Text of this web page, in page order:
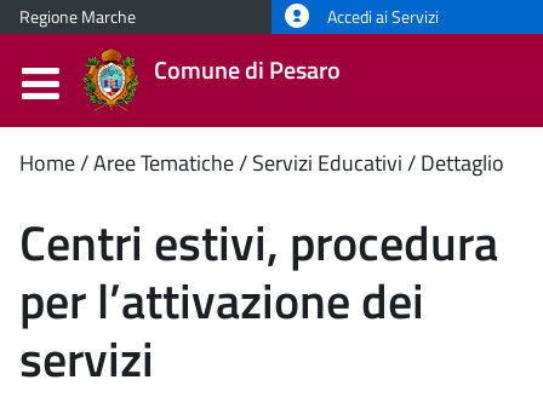
Regione Marche Accedi ai Servizi
Comune di Pesaro
Contenuto
principale
Home Aree Tematiche Servizi Educativi Dettaglio
Centri estivi, procedura
per l’attivazione dei
servizi